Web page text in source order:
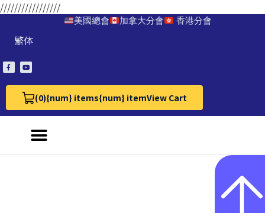
/////////////////
美國總會 加拿大分會 香港分會
繁体
(0)
View Cart 0{num} items{num} itemView Cart